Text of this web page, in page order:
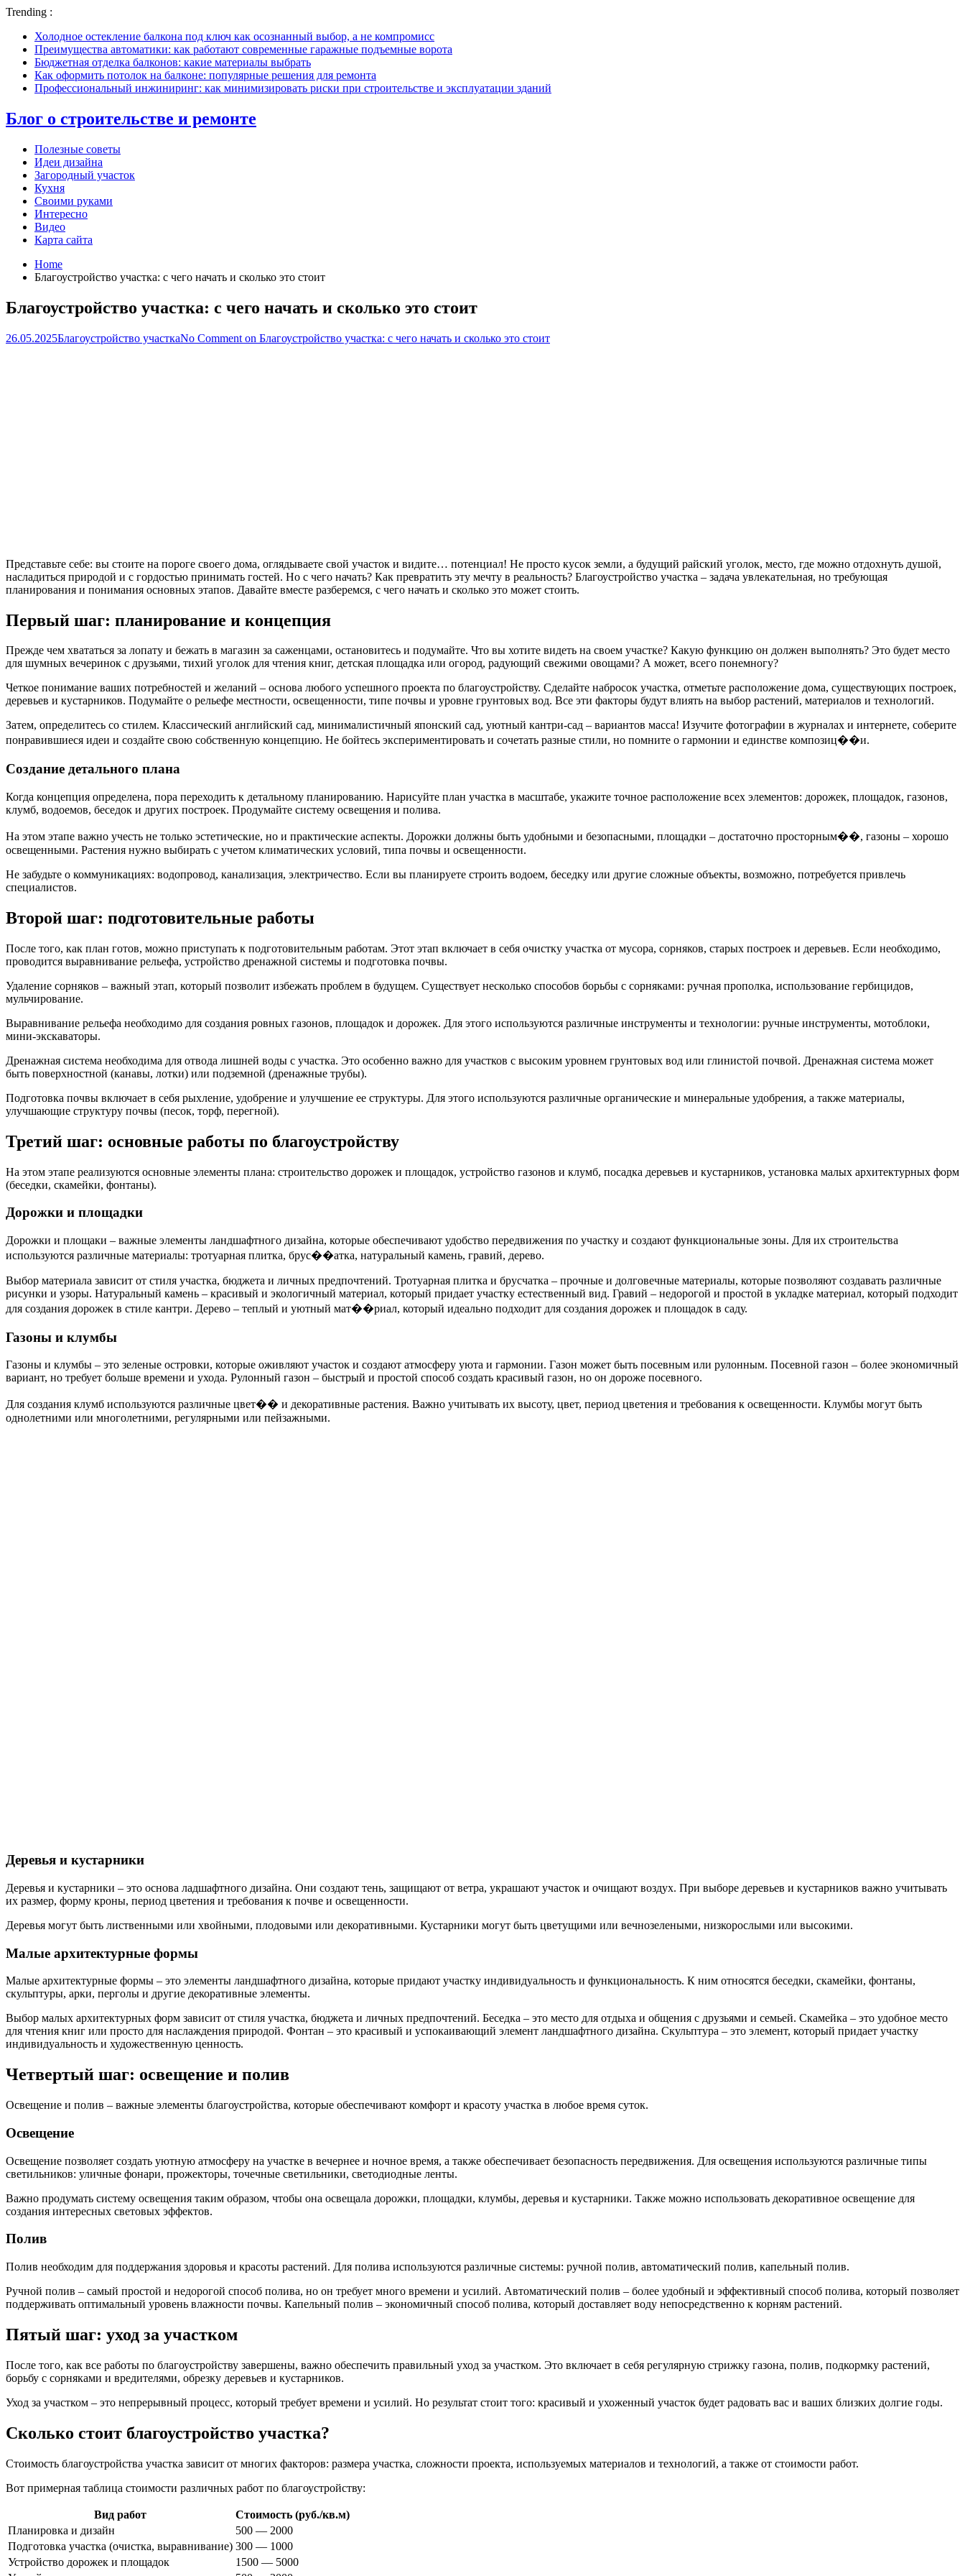
Trending :
Холодное остекление балкона под ключ как осознанный выбор, а не компромисс
Преимущества автоматики: как работают современные гаражные подъемные ворота
Бюджетная отделка балконов: какие материалы выбрать
Как оформить потолок на балконе: популярные решения для ремонта
Профессиональный инжиниринг: как минимизировать риски при строительстве и эксплуатации зданий
Блог о строительстве и ремонте
Полезные советы
Идеи дизайна
Загородный участок
Кухня
Своими руками
Интересно
Видео
Карта сайта
Home
Благоустройство участка: с чего начать и сколько это стоит
Благоустройство участка: с чего начать и сколько это стоит
26.05.2025Благоустройство участкаNo Comment on Благоустройство участка: с чего начать и сколько это стоит
Представьте себе: вы стоите на пороге своего дома, оглядываете свой участок и видите… потенциал! Не просто кусок земли, а будущий райский уголок, место, где можно отдохнуть душой,
насладиться природой и с гордостью принимать гостей. Но с чего начать? Как превратить эту мечту в реальность? Благоустройство участка – задача увлекательная, но требующая
планирования и понимания основных этапов. Давайте вместе разберемся, с чего начать и сколько это может стоить.
Первый шаг: планирование и концепция
Прежде чем хвататься за лопату и бежать в магазин за саженцами, остановитесь и подумайте. Что вы хотите видеть на своем участке? Какую функцию он должен выполнять? Это будет место
для шумных вечеринок с друзьями, тихий уголок для чтения книг, детская площадка или огород, радующий свежими овощами? А может, всего понемногу?
Четкое понимание ваших потребностей и желаний – основа любого успешного проекта по благоустройству. Сделайте набросок участка, отметьте расположение дома, существующих построек,
деревьев и кустарников. Подумайте о рельефе местности, освещенности, типе почвы и уровне грунтовых вод. Все эти факторы будут влиять на выбор растений, материалов и технологий.
Затем, определитесь со стилем. Классический английский сад, минималистичный японский сад, уютный кантри-сад – вариантов масса! Изучите фотографии в журналах и интернете, соберите
понравившиеся идеи и создайте свою собственную концепцию. Не бойтесь экспериментировать и сочетать разные стили, но помните о гармонии и единстве композиц��и.
Создание детального плана
Когда концепция определена, пора переходить к детальному планированию. Нарисуйте план участка в масштабе, укажите точное расположение всех элементов: дорожек, площадок, газонов,
клумб, водоемов, беседок и других построек. Продумайте систему освещения и полива.
На этом этапе важно учесть не только эстетические, но и практические аспекты. Дорожки должны быть удобными и безопасными, площадки – достаточно просторным��, газоны – хорошо
освещенными. Растения нужно выбирать с учетом климатических условий, типа почвы и освещенности.
Не забудьте о коммуникациях: водопровод, канализация, электричество. Если вы планируете строить водоем, беседку или другие сложные объекты, возможно, потребуется привлечь
специалистов.
Второй шаг: подготовительные работы
После того, как план готов, можно приступать к подготовительным работам. Этот этап включает в себя очистку участка от мусора, сорняков, старых построек и деревьев. Если необходимо,
проводится выравнивание рельефа, устройство дренажной системы и подготовка почвы.
Удаление сорняков – важный этап, который позволит избежать проблем в будущем. Существует несколько способов борьбы с сорняками: ручная прополка, использование гербицидов,
мульчирование.
Выравнивание рельефа необходимо для создания ровных газонов, площадок и дорожек. Для этого используются различные инструменты и технологии: ручные инструменты, мотоблоки,
мини-экскаваторы.
Дренажная система необходима для отвода лишней воды с участка. Это особенно важно для участков с высоким уровнем грунтовых вод или глинистой почвой. Дренажная система может
быть поверхностной (канавы, лотки) или подземной (дренажные трубы).
Подготовка почвы включает в себя рыхление, удобрение и улучшение ее структуры. Для этого используются различные органические и минеральные удобрения, а также материалы,
улучшающие структуру почвы (песок, торф, перегной).
Третий шаг: основные работы по благоустройству
На этом этапе реализуются основные элементы плана: строительство дорожек и площадок, устройство газонов и клумб, посадка деревьев и кустарников, установка малых архитектурных форм
(беседки, скамейки, фонтаны).
Дорожки и площадки
Дорожки и площаки – важные элементы ландшафтного дизайна, которые обеспечивают удобство передвижения по участку и создают функциональные зоны. Для их строительства
используются различные материалы: тротуарная плитка, брус��атка, натуральный камень, гравий, дерево.
Выбор материала зависит от стиля участка, бюджета и личных предпочтений. Тротуарная плитка и брусчатка – прочные и долговечные материалы, которые позволяют создавать различные
рисунки и узоры. Натуральный камень – красивый и экологичный материал, который придает участку естественный вид. Гравий – недорогой и простой в укладке материал, который подходит
для создания дорожек в стиле кантри. Дерево – теплый и уютный мат��риал, который идеально подходит для создания дорожек и площадок в саду.
Газоны и клумбы
Газоны и клумбы – это зеленые островки, которые оживляют участок и создают атмосферу уюта и гармонии. Газон может быть посевным или рулонным. Посевной газон – более экономичный
вариант, но требует больше времени и ухода. Рулонный газон – быстрый и простой способ создать красивый газон, но он дороже посевного.
Для создания клумб используются различные цвет�� и декоративные растения. Важно учитывать их высоту, цвет, период цветения и требования к освещенности. Клумбы могут быть
однолетними или многолетними, регулярными или пейзажными.
Деревья и кустарники
Деревья и кустарники – это основа ладшафтного дизайна. Они создают тень, защищают от ветра, украшают участок и очищают воздух. При выборе деревьев и кустарников важно учитывать
их размер, форму кроны, период цветения и требования к почве и освещенности.
Деревья могут быть лиственными или хвойными, плодовыми или декоративными. Кустарники могут быть цветущими или вечнозелеными, низкорослыми или высокими.
Малые архитектурные формы
Малые архитектурные формы – это элементы ландшафтного дизайна, которые придают участку индивидуальность и функциональность. К ним относятся беседки, скамейки, фонтаны,
скульптуры, арки, перголы и другие декоративные элементы.
Выбор малых архитектурных форм зависит от стиля участка, бюджета и личных предпочтений. Беседка – это место для отдыха и общения с друзьями и семьей. Скамейка – это удобное место
для чтения книг или просто для наслаждения природой. Фонтан – это красивый и успокаивающий элемент ландшафтного дизайна. Скульптура – это элемент, который придает участку
индивидуальность и художественную ценность.
Четвертый шаг: освещение и полив
Освещение и полив – важные элементы благоустройства, которые обеспечивают комфорт и красоту участка в любое время суток.
Освещение
Освещение позволяет создать уютную атмосферу на участке в вечернее и ночное время, а также обеспечивает безопасность передвижения. Для освещения используются различные типы
светильников: уличные фонари, прожекторы, точечные светильники, светодиодные ленты.
Важно продумать систему освещения таким образом, чтобы она освещала дорожки, площадки, клумбы, деревья и кустарники. Также можно использовать декоративное освещение для
создания интересных световых эффектов.
Полив
Полив необходим для поддержания здоровья и красоты растений. Для полива используются различные системы: ручной полив, автоматический полив, капельный полив.
Ручной полив – самый простой и недорогой способ полива, но он требует много времени и усилий. Автоматический полив – более удобный и эффективный способ полива, который позволяет
поддерживать оптимальный уровень влажности почвы. Капельный полив – экономичный способ полива, который доставляет воду непосредственно к корням растений.
Пятый шаг: уход за участком
После того, как все работы по благоустройству завершены, важно обеспечить правильный уход за участком. Это включает в себя регулярную стрижку газона, полив, подкормку растений,
борьбу с сорняками и вредителями, обрезку деревьев и кустарников.
Уход за участком – это непрерывный процесс, который требует времени и усилий. Но результат стоит того: красивый и ухоженный участок будет радовать вас и ваших близких долгие годы.
Сколько стоит благоустройство участка?
Стоимость благоустройства участка зависит от многих факторов: размера участка, сложности проекта, используемых материалов и технологий, а также от стоимости работ.
Вот примерная таблица стоимости различных работ по благоустройству:
Вид работ
Стоимость (руб./кв.м)
Планировка и дизайн
500 — 2000
Подготовка участка (очистка, выравнивание) 300 — 1000
Устройство дорожек и площадок
1500 — 5000